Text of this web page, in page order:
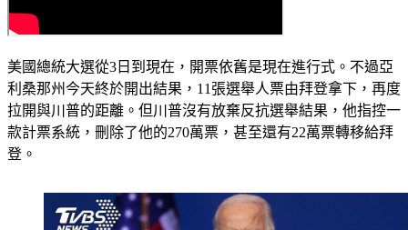
美國總統大選從3日到現在，開票依舊是現在進行式。不過亞
利桑那州今天終於開出結果，11張選舉人票由拜登拿下，再度
拉開與川普的距離。但川普沒有放棄反抗選舉結果，他指控一
款計票系統，刪除了他的270萬票，甚至還有22萬票轉移給拜